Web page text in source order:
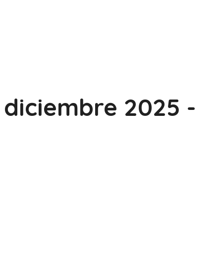
diciembre 2025 -